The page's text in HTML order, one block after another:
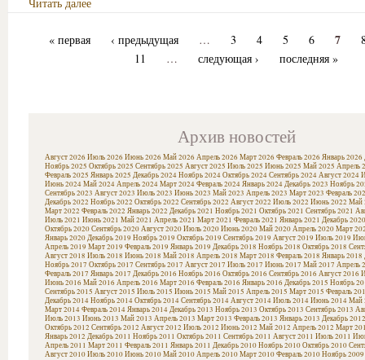
« первая ‹ предыдущая … 3 4 5 6 7
11
… следующая › последняя »
Архив новостей
Август 2026 Июль 2026 Июнь 2026 Май 2026 Апрель 2026 Март 2026 Февраль 2026 Январь 2026
Ноябрь 2025 Октябрь 2025 Сентябрь 2025 Август 2025 Июль 2025 Июнь 2025 Май 2025 Апрель
Февраль 2025 Январь 2025 Декабрь 2024Ноябрь 2024Октябрь 2024Сентябрь 2024Август 2024
Июнь 2024Май 2024Апрель 2024Март 2024Февраль 2024Январь 2024Декабрь 2023 Ноябрь
Сентябрь 2023 Август 2023 Июль 2023 Июнь 2023 Май 2023 Апрель 2023 Март 2023 Февраль
Декабрь 2022 Ноябрь 2022 Октябрь 2022 Сентябрь 2022 Август 2022 Июль 2022 Июнь 2022 Май
Март 2022 Февраль 2022 Январь 2022 Декабрь 2021 Ноябрь 2021 Октябрь 2021 Сентябрь 2021
Июль 2021 Июнь 2021 Май 2021 Апрель 2021 Март 2021 Февраль 2021 Январь 2021 Декабрь 2020
Октябрь 2020Сентябрь 2020Август 2020Июль 2020Июнь 2020Май 2020Апрель 2020Март
Январь 2020Декабрь 2019 Ноябрь 2019 Октябрь 2019 Сентябрь 2019 Август 2019 Июль 2019
Апрель 2019 Март 2019 Февраль 2019 Январь 2019 Декабрь 2018 Ноябрь 2018 Октябрь 2018
Август 2018 Июль 2018 Июнь 2018 Май 2018 Апрель 2018 Март 2018 Февраль 2018 Январь 2018
Ноябрь 2017 Октябрь 2017 Сентябрь 2017 Август 2017 Июль 2017 Июнь 2017 Май 2017 Апрель
Февраль 2017 Январь 2017 Декабрь 2016 Ноябрь 2016 Октябрь 2016 Сентябрь 2016 Август 2016
Июнь 2016 Май 2016 Апрель 2016 Март 2016 Февраль 2016 Январь 2016 Декабрь 2015 Ноябрь
Сентябрь 2015 Август 2015 Июль 2015 Июнь 2015 Май 2015 Апрель 2015 Март 2015 Февраль
Декабрь 2014Ноябрь 2014Октябрь 2014Сентябрь 2014Август 2014Июль 2014Июнь 2014Май
Март 2014Февраль 2014Январь 2014Декабрь 2013 Ноябрь 2013 Октябрь 2013 Сентябрь 2013
Июль 2013 Июнь 2013 Май 2013 Апрель 2013 Март 2013 Февраль 2013 Январь 2013 Декабрь 2012
Октябрь 2012 Сентябрь 2012 Август 2012 Июль 2012 Июнь 2012 Май 2012 Апрель 2012 Март
Январь 2012 Декабрь 2011 Ноябрь 2011 Октябрь 2011 Сентябрь 2011 Август 2011 Июль 2011
Апрель 2011 Март 2011 Февраль 2011 Январь 2011 Декабрь 2010Ноябрь 2010Октябрь 2010
Август 2010Июль 2010Июнь 2010Май 2010Апрель 2010Март 2010Февраль 2010Ноябрь 2009